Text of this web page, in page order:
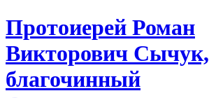
Протоиерей Роман
Викторович Сычук,
благочинный